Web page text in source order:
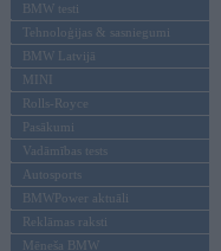
BMW testi
Tehnoloģijas & sasniegumi
BMW Latvijā
MINI
Rolls-Royce
Pasākumi
Vadāmības tests
Autosports
BMWPower aktuāli
Reklāmas raksti
Mēneša BMW